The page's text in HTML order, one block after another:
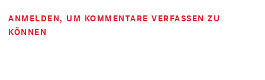
ANMELDEN, UM KOMMENTARE VERFASSEN ZU
KÖNNEN